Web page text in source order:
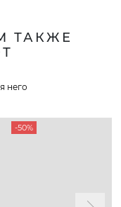
ТАКЖЕ
него
-50%